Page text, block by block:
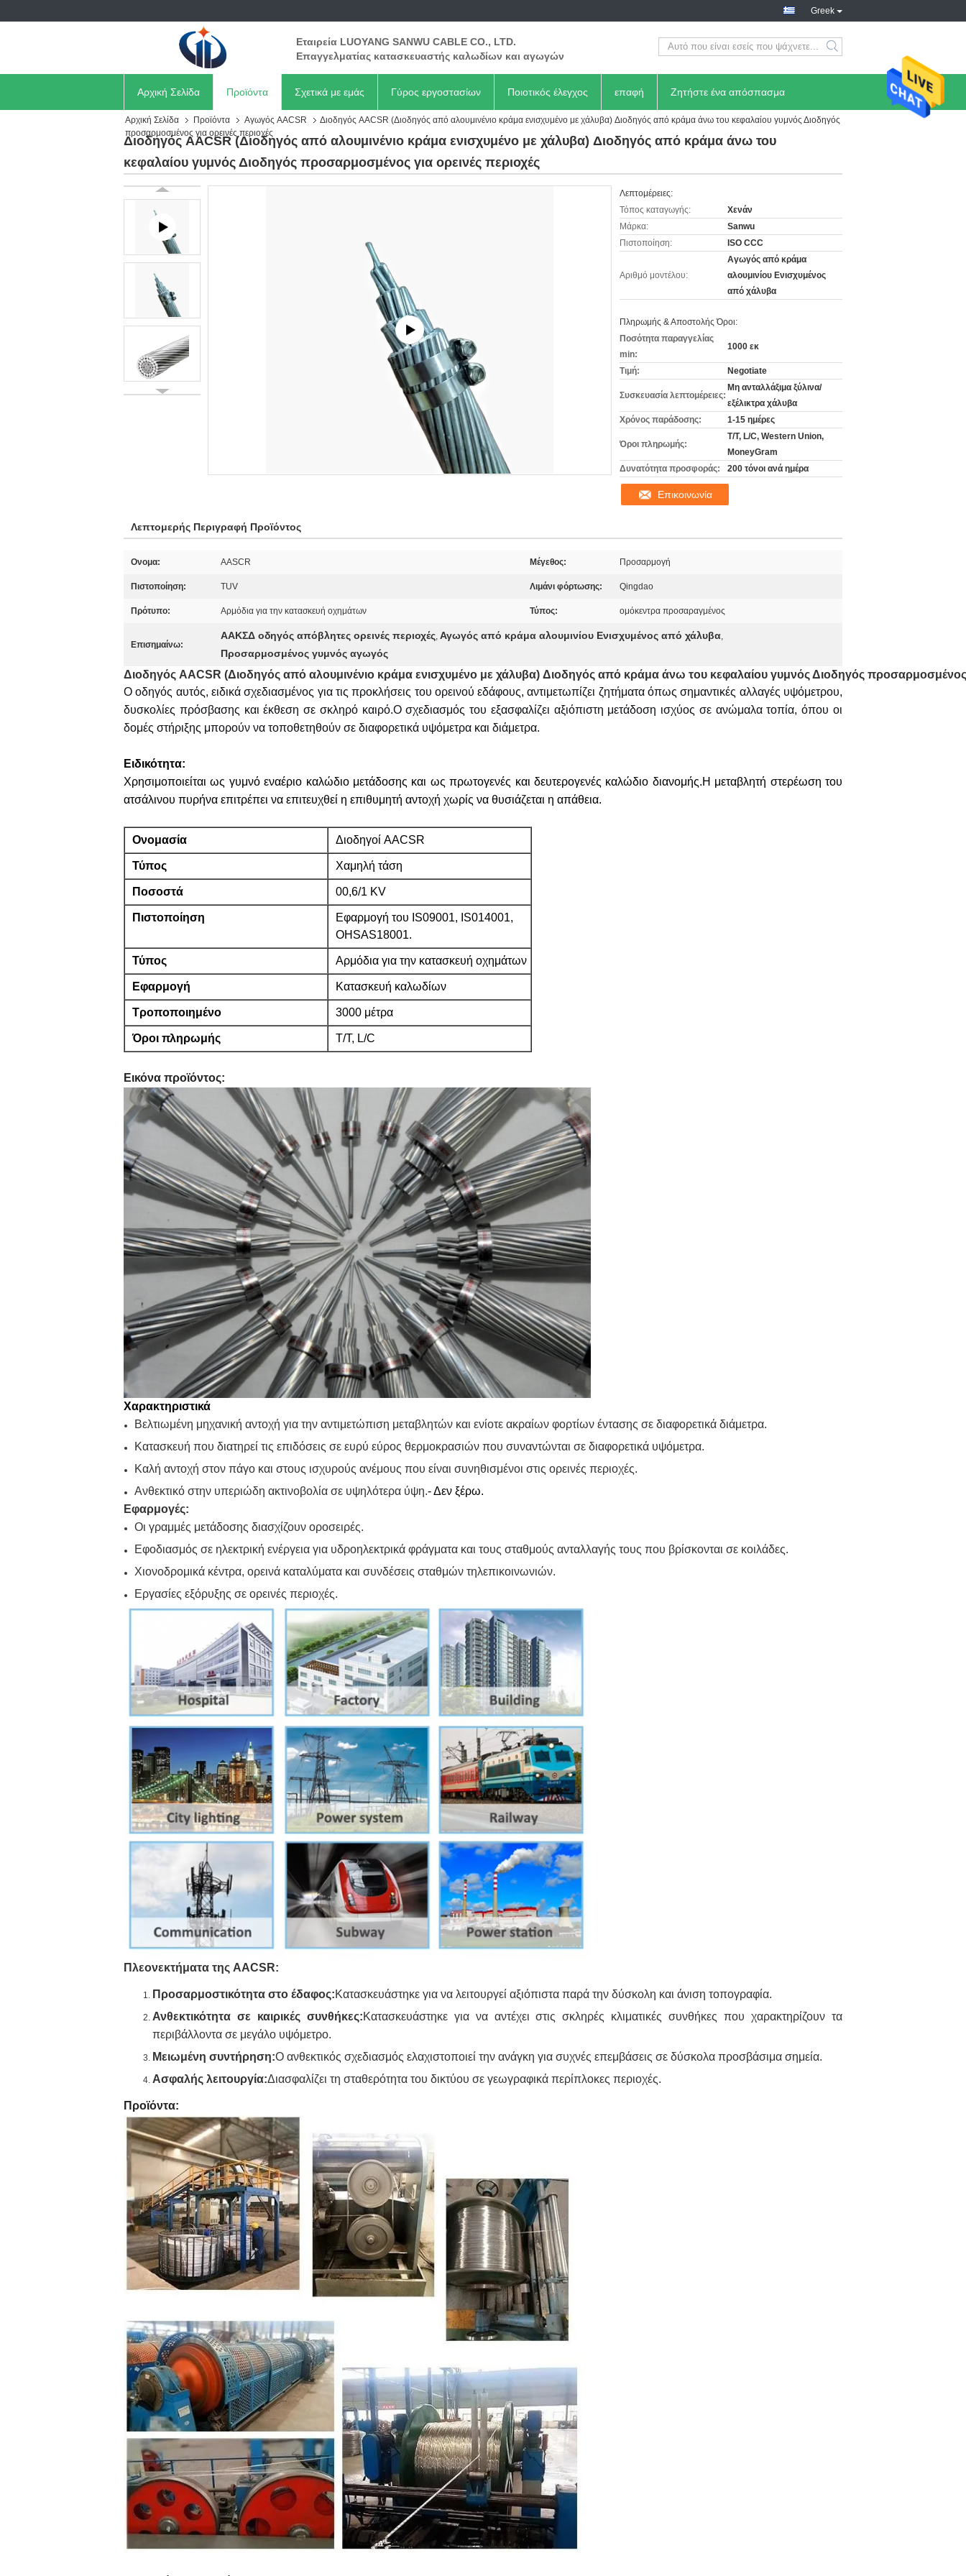
Greek
Εταιρεία LUOYANG SANWU CABLE CO., LTD.
Επαγγελματίας κατασκευαστής καλωδίων και αγωγών
Αρχική Σελίδα Προϊόντα Σχετικά με εμάς Γύρος εργοστασίων Ποιοτικός έλεγχος επαφή Ζητήστε ένα απόσπασμα
Αρχική Σελίδα Προϊόντα Αγωγός AACSR
Διοδηγός AACSR (Διοδηγός από αλουμινένιο κράμα ενισχυμένο με χάλυβα) Διοδηγός από κράμα άνω του κεφαλαίου γυμνός Διοδηγός
προσαρμοσμένος για ορεινές περιοχές
Διοδηγός AACSR (Διοδηγός από αλουμινένιο κράμα ενισχυμένο με χάλυβα) Διοδηγός από κράμα άνω του
κεφαλαίου γυμνός Διοδηγός προσαρμοσμένος για ορεινές περιοχές
Λεπτομέρειες:
Τόπος καταγωγής:
Χενάν
Μάρκα:
Sanwu
Πιστοποίηση:
ISO CCC
Αριθμό μοντέλου:
Αγωγός από κράμα
αλουμινίου Ενισχυμένος
από χάλυβα
Πληρωμής & Αποστολής Όροι:
Ποσότητα παραγγελίας
min:
1000 εκ
Τιμή: Negotiate
Συσκευασία λεπτομέρειες:
Μη ανταλλάξιμα ξύλινα/
εξέλικτρα χάλυβα
Χρόνος παράδοσης:
1-15 ημέρες
Όροι πληρωμής:
T/T, L/C, Western Union,
MoneyGram
Δυνατότητα προσφοράς:
200 τόνοι ανά ημέρα
Επικοινωνία
Λεπτομερής Περιγραφή Προϊόντος
Ονομα: AASCR Μέγεθος: Προσαρμογή
Πιστοποίηση: TUV Λιμάνι φόρτωσης: Qingdao
Πρότυπο: Αρμόδια για την κατασκευή οχημάτων Τύπος: ομόκεντρα προσαραγμένος
Επισημαίνω:
ΑΑΚΣΔ οδηγός απόβλητες ορεινές περιοχές, Αγωγός από κράμα αλουμινίου Ενισχυμένος από χάλυβα,
Προσαρμοσμένος γυμνός αγωγός
Διοδηγός AACSR (Διοδηγός από αλουμινένιο κράμα ενισχυμένο με χάλυβα) Διοδηγός από κράμα άνω του κεφαλαίου γυμνός Διοδηγός προσαρμοσμένος
Ο οδηγός αυτός, ειδικά σχεδιασμένος για τις προκλήσεις του ορεινού εδάφους, αντιμετωπίζει ζητήματα όπως σημαντικές αλλαγές υψόμετρου,
δυσκολίες πρόσβασης και έκθεση σε σκληρό καιρό.Ο σχεδιασμός του εξασφαλίζει αξιόπιστη μετάδοση ισχύος σε ανώμαλα τοπία, όπου οι
δομές στήριξης μπορούν να τοποθετηθούν σε διαφορετικά υψόμετρα και διάμετρα.
Ειδικότητα:
Χρησιμοποιείται ως γυμνό εναέριο καλώδιο μετάδοσης και ως πρωτογενές και δευτερογενές καλώδιο διανομής.Η μεταβλητή στερέωση του
ατσάλινου πυρήνα επιτρέπει να επιτευχθεί η επιθυμητή αντοχή χωρίς να θυσιάζεται η απάθεια.
Ονομασία Διοδηγοί AACSR
Τύπος Χαμηλή τάση
Ποσοστά 00,6/1 ΚV
Πιστοποίηση
Εφαρμογή του IS09001, IS014001,
OHSAS18001.
Τύπος Αρμόδια για την κατασκευή οχημάτων
Εφαρμογή Κατασκευή καλωδίων
Τροποποιημένο 3000 μέτρα
Όροι πληρωμής T/T, L/C
Εικόνα προϊόντος:
Χαρακτηριστικά
Βελτιωμένη μηχανική αντοχή για την αντιμετώπιση μεταβλητών και ενίοτε ακραίων φορτίων έντασης σε διαφορετικά διάμετρα.
Κατασκευή που διατηρεί τις επιδόσεις σε ευρύ εύρος θερμοκρασιών που συναντώνται σε διαφορετικά υψόμετρα.
Καλή αντοχή στον πάγο και στους ισχυρούς ανέμους που είναι συνηθισμένοι στις ορεινές περιοχές.
Ανθεκτικό στην υπεριώδη ακτινοβολία σε υψηλότερα ύψη.- Δεν ξέρω.
Εφαρμογές:
Οι γραμμές μετάδοσης διασχίζουν οροσειρές.
Εφοδιασμός σε ηλεκτρική ενέργεια για υδροηλεκτρικά φράγματα και τους σταθμούς ανταλλαγής τους που βρίσκονται σε κοιλάδες.
Χιονοδρομικά κέντρα, ορεινά καταλύματα και συνδέσεις σταθμών τηλεπικοινωνιών.
Εργασίες εξόρυξης σε ορεινές περιοχές.
Πλεονεκτήματα της AACSR:
Προσαρμοστικότητα στο έδαφος:Κατασκευάστηκε για να λειτουργεί αξιόπιστα παρά την δύσκολη και άνιση τοπογραφία.
Ανθεκτικότητα σε καιρικές συνθήκες:Κατασκευάστηκε για να αντέχει στις σκληρές κλιματικές συνθήκες που χαρακτηρίζουν τα
περιβάλλοντα σε μεγάλο υψόμετρο.
Μειωμένη συντήρηση:Ο ανθεκτικός σχεδιασμός ελαχιστοποιεί την ανάγκη για συχνές επεμβάσεις σε δύσκολα προσβάσιμα σημεία.
Ασφαλής λειτουργία:Διασφαλίζει τη σταθερότητα του δικτύου σε γεωγραφικά περίπλοκες περιοχές.
Προϊόντα: